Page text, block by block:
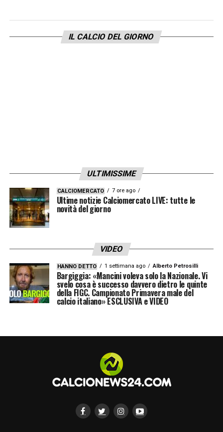
IL CALCIO DEL GIORNO
ULTIMISSIME
CALCIOMERCATO 7 ore ago
Ultime notizie Calciomercato LIVE: tutte le
novità del giorno
VIDEO
HANNO DETTO 1 settimana ago Alberto Petrosilli
Bargiggia: «Mancini voleva solo la Nazionale. Vi
svelo cosa è successo davvero dietro le quinte
della FIGC. Campionato Primavera male del
calcio italiano» ESCLUSIVA e VIDEO